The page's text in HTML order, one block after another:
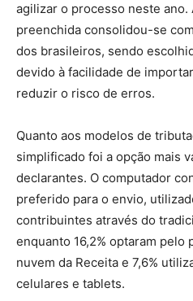
agilizar o processo neste ano.
preenchida consolidou-se
dos brasileiros, sendo
devido à facilidade de
reduzir o risco de erros.
Quanto aos modelos de
simplificado foi a opção mais
declarantes. O computador
preferido para o envio,
contribuintes através do
enquanto 16,2% optaram
nuvem da Receita e 7,6%
celulares e tablets.